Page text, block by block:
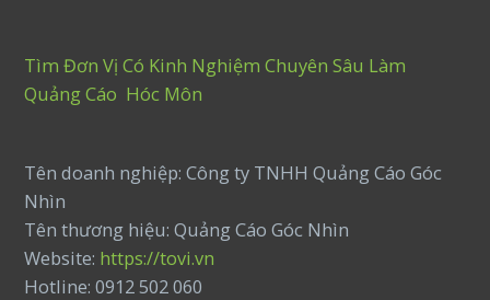
Tìm Đơn Vị Có Kinh Nghiệm Chuyên Sâu Làm
Quảng Cáo Hóc Môn
Tên doanh nghiệp: Công ty TNHH Quảng Cáo Góc
Nhìn
Tên thương hiệu: Quảng Cáo Góc Nhìn
Website: https://tovi.vn
Hotline: 0912 502 060